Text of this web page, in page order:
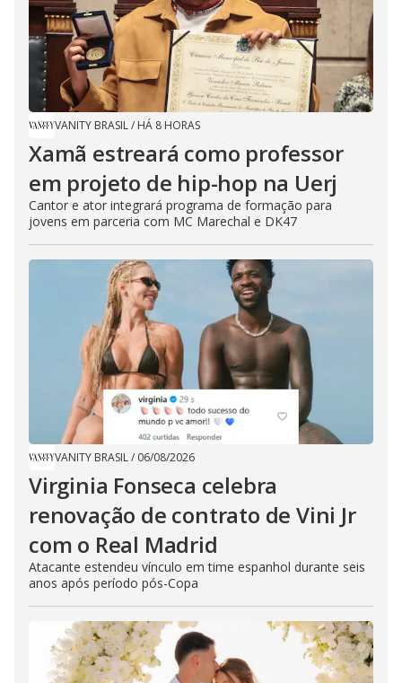
VANITY BRASIL/ HÁ 8 HORAS
Xamã estreará como professor
em projeto de hip-hop na Uerj
Cantor e ator integrará programa de formação para
jovens em parceria com MC Marechal e DK47
VANITY BRASIL/ 06/08/2026
Virginia Fonseca celebra
renovação de contrato de Vini Jr
com o Real Madrid
Atacante estendeu vínculo em time espanhol durante seis
anos após período pós-Copa